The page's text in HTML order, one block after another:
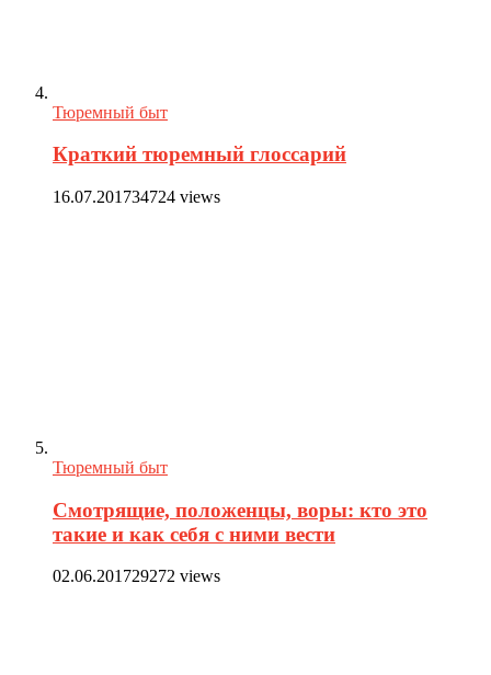
Тюремный быт
Краткий тюремный глоссарий
16.07.201734724 views
Тюремный быт
Смотрящие, положенцы, воры: кто это
такие и как себя с ними вести
02.06.201729272 views